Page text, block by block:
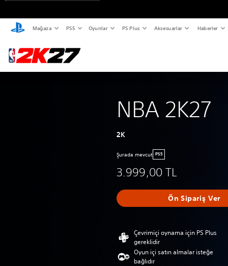
Mağaza PS5 Oyunlar PS Plus Aksesuarlar Haberler
NBA 2K27
2K
Şurada mevcut PS5
3.999,00 TL
Ön Sipariş Ver
Çevrimiçi oynama için PS Plus
gereklidir
Oyun içi satın almalar isteğe
bağlıdır